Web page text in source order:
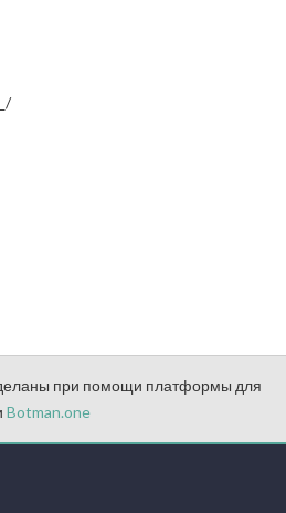
при помощи платформы для
Botman.one